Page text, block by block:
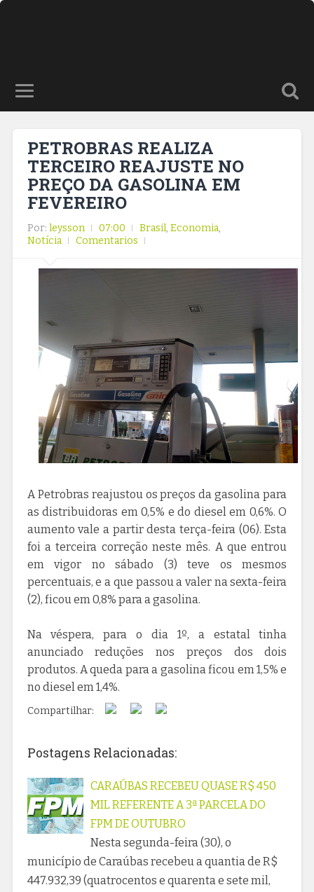
PETROBRAS REALIZA
TERCEIRO REAJUSTE NO
PREÇO DA GASOLINA EM
FEVEREIRO
Por: leysson 07:00 Brasil, Economia,
Notícia
Comentarios
A Petrobras reajustou os preços da gasolina para
as distribuidoras em 0,5% e do diesel em 0,6%. O
aumento vale a partir desta terça-feira (06). Esta
foi a terceira correção neste mês. A que entrou
em vigor no sábado (3) teve os mesmos
percentuais, e a que passou a valer na sexta-feira
(2), ficou em 0,8% para a gasolina.
Na véspera, para o dia 1º, a estatal tinha
anunciado reduções nos preços dos dois
produtos. A queda para a gasolina ficou em 1,5% e
no diesel em 1,4%.
Compartilhar:
Postagens Relacionadas:
CARAÚBAS RECEBEU QUASE R$ 450
MIL REFERENTE A 3ª PARCELA DO
FPM DE OUTUBRO
Nesta segunda-feira (30), o
município de Caraúbas recebeu a quantia de R$
447.932,39 (quatrocentos e quarenta e sete mil,